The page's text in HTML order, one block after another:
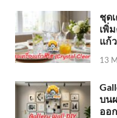
ชุด
เพิ่
แก้
13
บน
ออ